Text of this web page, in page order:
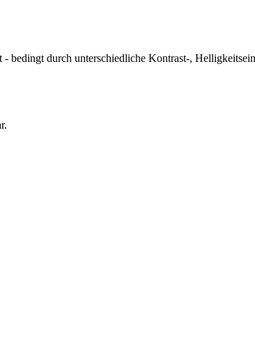
durch unterschiedliche Kontrast-,